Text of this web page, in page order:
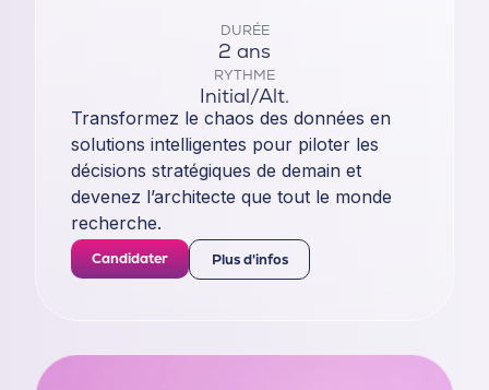
DURÉE
2 ans
RYTHME
Initial/Alt.
Transformez le chaos des données en
solutions intelligentes pour piloter les
décisions stratégiques de demain et
devenez l’architecte que tout le monde
recherche.
Candidater Plus d'infos